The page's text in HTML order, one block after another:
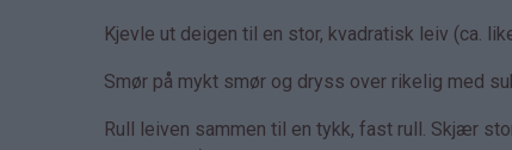
Kjevle ut deigen til en stor, kvadratisk leiv (ca.
Smør på mykt smør og dryss over rikelig med
Rull leiven sammen til en tykk, fast rull. Skjær